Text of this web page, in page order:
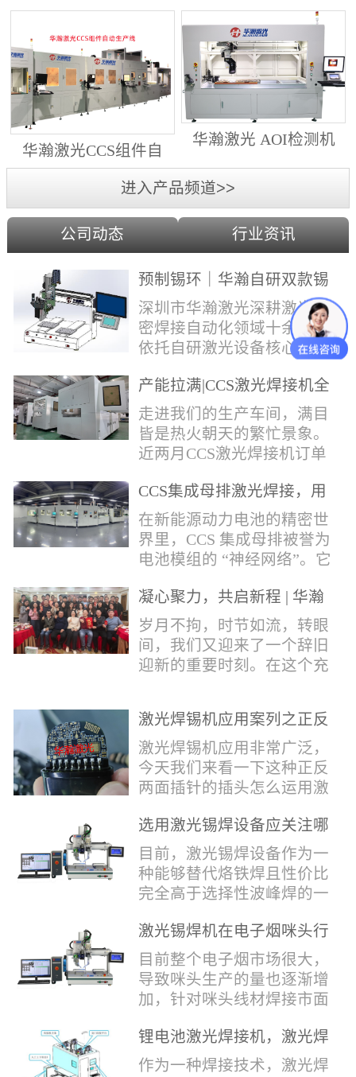
动生产线（纵向线）
射锡膏）激光焊锡机
华瀚激光CCS组件自
动生产线（横向线）
华瀚激光 AOI检测机
（型号HA18DM6)
进入产品频道>>
公司动态 行业资讯
预制锡环｜华瀚自研双款锡
环机，实现焊点标准化量产
深圳市华瀚激光深耕激光精
密焊接自动化领域十余年，
依托自研激光设备核心技
环挤压成型机、多功能锡环
卷绕成型机，两套专业锡环
制备设备，预制标准化锡环
搭配激光定点熔锡工艺，从
方位解决精密电子量产焊接
痛点。预制锡环焊接工艺预
制锡环焊接工艺，核心优势
明显：1.锡料定量可控：锡
环设备提前卷绕/挤压成型，
每一枚锡环锡含量标准化，
激光一次性熔融，焊点大
小、锡厚高度统一...
产能拉满|CCS激光焊接机全
力量产冲刺
走进我们的生产车间，满目
皆是热火朝天的繁忙景象。
近两月CCS激光焊接机订单
和，全员火力全开，全力奔
赴交付节点，用硬核产能响
应市场需求，用严苛品质回
馈每一份客户信任。市场认
的技术、高效智能的生产优
势与零缺陷的品控标准，我
们的CCS激光焊接机持续斩
获大量订单，近两月产能全
开、排期紧凑，生产线有序
整机调试、性能检测到成品
CCS集成母排激光焊接，用
微米级工艺守护新能源电池
生命线
在新能源动力电池的精密世
界里，CCS 集成母排被誉为
电池模组的 “神经网络”。它
电，更承载着电压、温度信
号的实时采集，是连接电芯
与BMS电池管理系统的关键
桥梁。而连接这一切的，正
领域十余载，没有华丽的措
辞，只有最朴实的工艺呈
现，为客户解决实实在在的
落地生产难题。决定电池安
全的“微米关卡”随着新能源
汽车与储能市场爆发式增
凝心聚力，共启新程 | 华瀚
激光年度盛典
岁月不拘，时节如流，转眼
间，我们又迎来了一个辞旧
迎新的重要时刻。在这个充
堂，共同回顾了过去一年的
奋斗与辉煌，分享了成功的
喜悦，并对新的一年充满了
无限憧憬。回望过去，铭记
经理尹建中先生发表了振奋
人心的讲话。他首先对全体
员工在过去一年中的辛勤付
出和卓越贡献表示了最衷心
的感谢，并全面回顾了公司
在过去一年里取得的各项成
激光焊锡机应用案列之正反
两面插针焊接
激光焊锡机应用非常广泛，
今天我们来看一下这种正反
两面插针的插头怎么运用激
反两面都有插针的插头，其
焊接的方式还是有一定的难
点的，第一回流焊和自动烙
铁焊都不合适，因为对面一
会烫伤，在加上有干涉，烙
铁头不方便下去，目前在大
多数情况只能采用人工焊
接，目前人工成本贵，流动
性大，焊接的品质也难保
证。 但采用激光...
选用激光锡焊设备应关注哪
些方面
目前，激光锡焊设备作为一
种能够替代烙铁焊且性价比
完全高于选择性波峰焊的一
来越多的企业关注与使用，
那么在选择激光锡焊设备方
面应该关注哪几点哪？
其一，激光锡焊接设备上
动力核心部件，激光器肯定
是锡焊接设备最至关重要的
一环。目前作为激光锡焊接
激光锡焊机在电子烟咪头行
业的应用
目前整个电子烟市场很大，
导致咪头生产的量也逐渐增
加，针对咪头线材焊接市面
统烙铁焊接，优势价格便
宜，咪头焊接自动化生产线
锂电池激光焊接机，激光焊
锡机厂家如何选？
作为一种焊接技术，激光焊